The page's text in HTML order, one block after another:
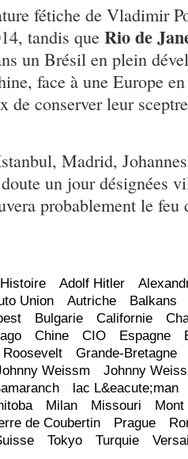
fétiche de Vladimir
tandis que Rio de
un Brésil en plein
face à une Europe
de conserver leur
Madrid,
un jour désignées
probablement le feu
Histoire Adolf Hitler
Union Autriche
Balkans
Bulgarie Californie
Chine CIO Espagne
Roosevelt
Grande-Bretagne
Weissm
Johnny
lac L&eacute;man
Milan Missouri
Mont
de Coubertin Prague
Tokyo Turquie